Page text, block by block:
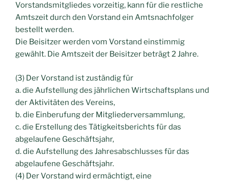
Vorstandsmitgliedes vorzeitig, kann für die restliche
Amtszeit durch den Vorstand ein Amtsnachfolger
bestellt werden.
Die Beisitzer werden vom Vorstand einstimmig
gewählt. Die Amtszeit der Beisitzer beträgt 2 Jahre.
(3) Der Vorstand ist zuständig für
a. die Aufstellung des jährlichen Wirtschaftsplans und
der Aktivitäten des Vereins,
b. die Einberufung der Mitgliederversammlung,
c. die Erstellung des Tätigkeitsberichts für das
abgelaufene Geschäftsjahr,
d. die Aufstellung des Jahresabschlusses für das
abgelaufene Geschäftsjahr.
(4) Der Vorstand wird ermächtigt, eine